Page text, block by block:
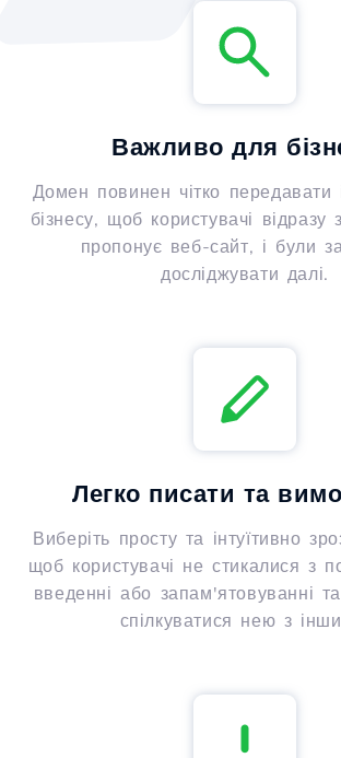
Важливо для
Домен повинен чітко передавати
бізнесу, щоб користувачі відразу
пропонує веб-сайт, і були
досліджувати далі.
Легко писати та
Виберіть просту та інтуїтивно
щоб користувачі не стикалися з
введенні або запам'ятовуванні
спілкуватися нею з